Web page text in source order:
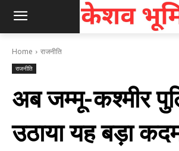
Home राजनीति
राजनीति
अब जम्मू-कश्मीर
उठाया यह बड़ा